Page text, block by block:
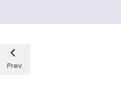
Prev.